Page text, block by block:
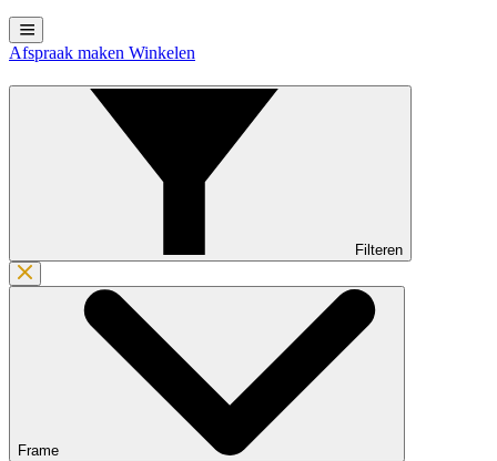
Afspraak maken Winkelen
Filteren
Frame